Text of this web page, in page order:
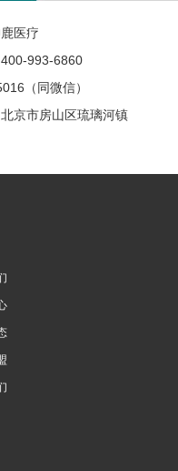
医疗
993-6860
（同微信）
京市房山区琉璃河镇